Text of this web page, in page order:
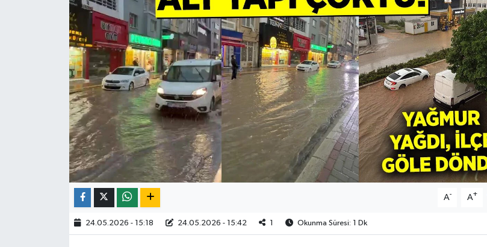
A- A+
24.05.2026 - 15:18 24.05.2026 - 15:42 Okunma Süresi: 1 Dk